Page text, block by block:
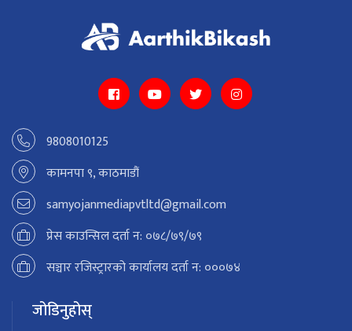
9808010125
कामनपा ९, काठमाडौं
samyojanmediapvtltd@gmail.com
प्रेस काउन्सिल दर्ता न: ०७८/७९/७९
सञ्चार रजिस्ट्रारको कार्यालय दर्ता न: ०००७४
जोडिनुहोस्